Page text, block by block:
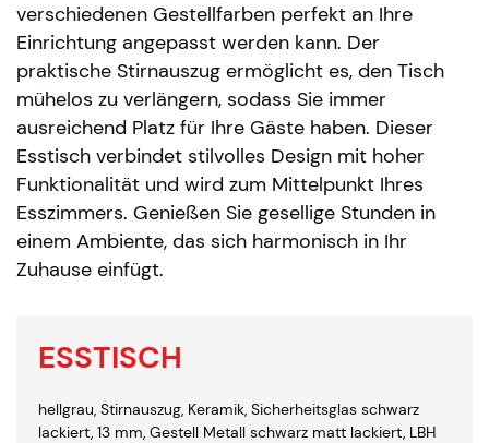
verschiedenen Gestellfarben perfekt an Ihre
Einrichtung angepasst werden kann. Der
praktische Stirnauszug ermöglicht es, den Tisch
mühelos zu verlängern, sodass Sie immer
ausreichend Platz für Ihre Gäste haben. Dieser
Esstisch verbindet stilvolles Design mit hoher
Funktionalität und wird zum Mittelpunkt Ihres
Esszimmers. Genießen Sie gesellige Stunden in
einem Ambiente, das sich harmonisch in Ihr
Zuhause einfügt.
ESSTISCH
hellgrau, Stirnauszug, Keramik, Sicherheitsglas schwarz
lackiert, 13 mm, Gestell Metall schwarz matt lackiert, LBH